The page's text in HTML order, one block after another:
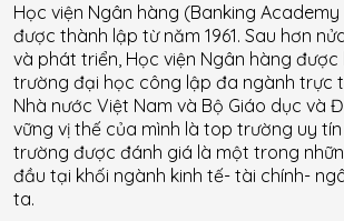
Học viện Ngân hàng (Banking
được thành lập từ năm 1961. Sau hơn
và phát triển, Học viện Ngân hàng được
trường đại học công lập đa ngành trực
Nhà nước Việt Nam và Bộ Giáo dục và
vững vị thế của mình là top trường uy
trường được đánh giá là một trong
đầu tại khối ngành kinh tế- tài chính-
ta.